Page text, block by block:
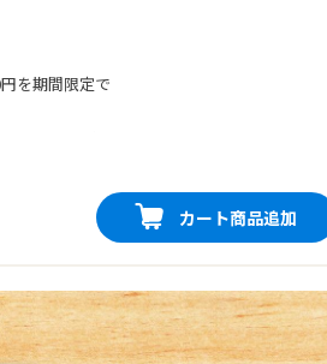
を期間限定で
。食卓を豪華
カート商品追加